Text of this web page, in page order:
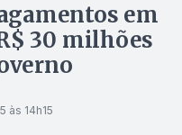
em
30 milhões
às 14h15